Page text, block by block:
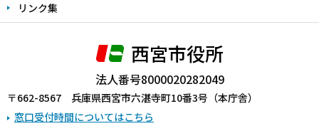
リンク集
西宮市役所
法人番号8000020282049
〒662-8567 兵庫県西宮市六湛寺町10番3号（本庁舎）
窓口受付時間についてはこちら